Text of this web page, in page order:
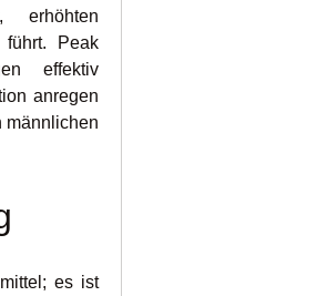
erhöhten
führt. Peak
effektiv
anregen
männlichen
es ist